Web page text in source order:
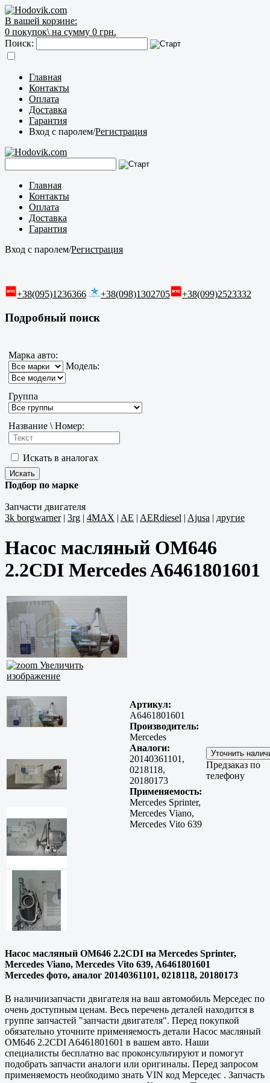
В вашей корзине:
0 покупок\ на сумму 0 грн.
Поиск:
Главная
Контакты
Оплата
Доставка
Гарантия
Вход с паролем/Регистрация
Главная
Контакты
Оплата
Доставка
Гарантия
Вход с паролем/Регистрация
+38(095)1236366 +38(098)1302705 +38(099)2523332
Подробный поиск
Марка авто:
Модель:
Группа
Название \ Номер:
Искать в аналогах
Подбор по марке
Запчасти двигателя
3k borgwarner| 3rg | 4MAX | AE | AERdiesel | Ajusa | другие
Насос масляный OM646
2.2CDI Mercedes A6461801601
Увеличить
изображение
Артикул:
A6461801601
Производитель:
Mercedes
Аналоги:
20140361101,
0218118,
20180173
Применяемость:
Mercedes Sprinter,
Mercedes Viano,
Mercedes Vito 639
Предзаказ по
телефону
Насос масляный OM646 2.2CDI на Mercedes Sprinter,
Mercedes Viano, Mercedes Vito 639, A6461801601
Mercedes фото, аналог 20140361101, 0218118, 20180173
В наличиизапчасти двигателя на ваш автомобиль Мерседес по
очень доступным ценам. Весь перечень деталей находится в
группе запчастей "запчасти двигателя". Перед покупкой
обязательно уточните применяемость детали Насос масляный
OM646 2.2CDI A6461801601 в вашем авто. Наши
специалисты бесплатно вас проконсультируют и помогут
подобрать запчасти аналоги или оригиналы. Перед запросом
применяемость необходимо знать VIN код Мерседес . Запчасть